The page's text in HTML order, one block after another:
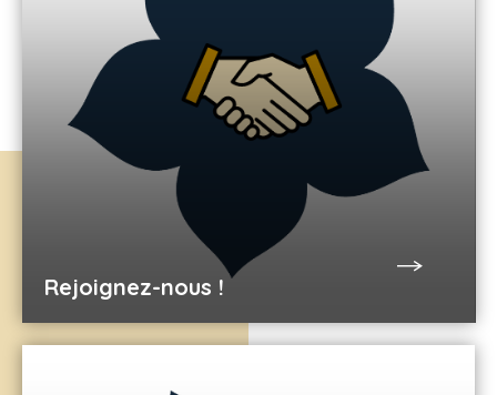
Rejoignez-nous !